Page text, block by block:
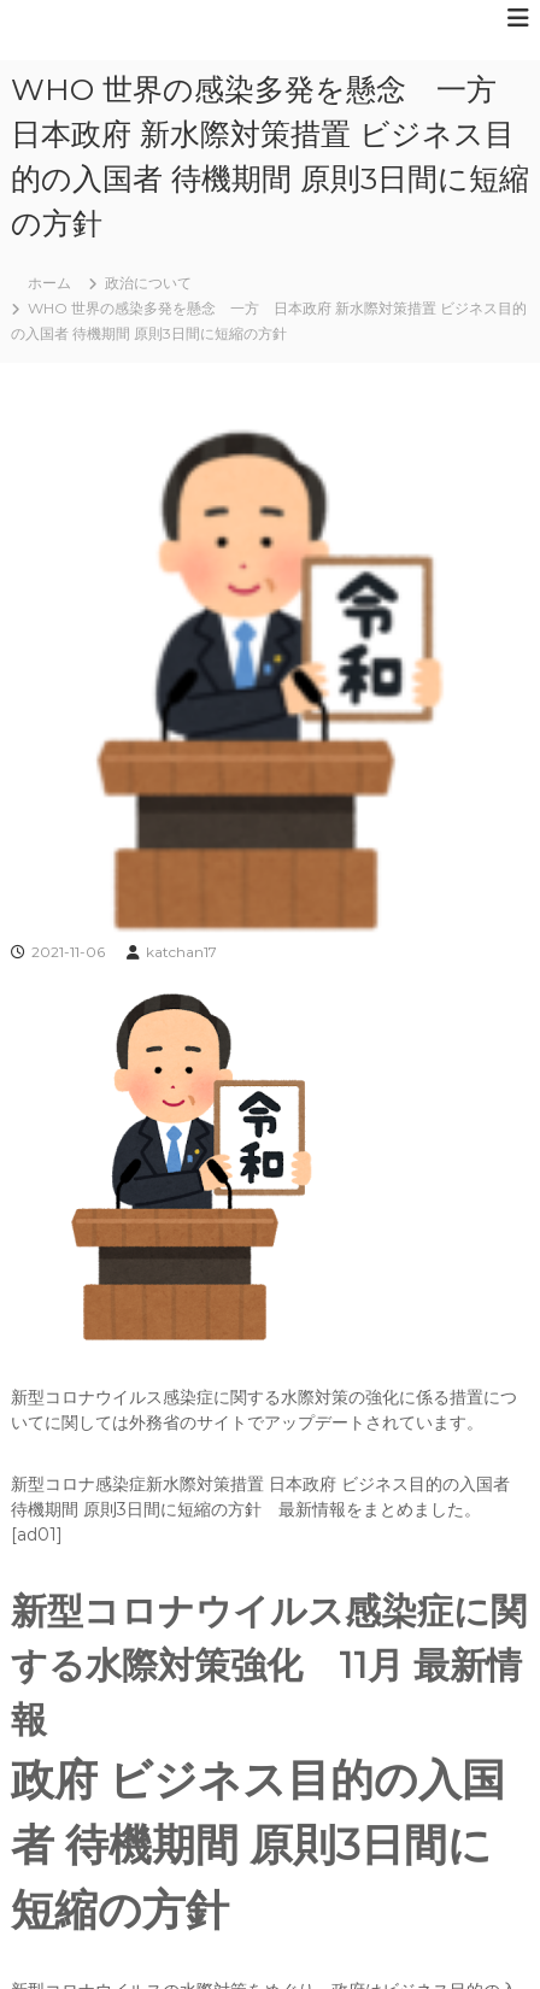
WHO 世界の感染多発を懸念 一方
日本政府 新水際対策措置 ビジネス目
的の入国者 待機期間 原則3日間に短縮
の方針
ホーム
政治について
WHO 世界の感染多発を懸念 一方 日本政府 新水際対策措置 ビジネス目的
の入国者 待機期間 原則3日間に短縮の方針
2021-11-06 katchan17
新型コロナウイルス感染症に関する水際対策の強化に係る措置につ
いてに関しては外務省のサイトでアップデートされています。
新型コロナ感染症新水際対策措置 日本政府 ビジネス目的の入国者
待機期間 原則3日間に短縮の方針 最新情報をまとめました。
[ad01]
新型コロナウイルス感染症に関
する水際対策強化 11月 最新情
報
政府 ビジネス目的の入国
者 待機期間 原則3日間に
短縮の方針